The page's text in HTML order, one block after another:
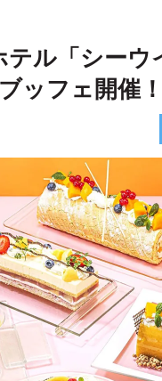
ル「シーウ
ッフェ開催！